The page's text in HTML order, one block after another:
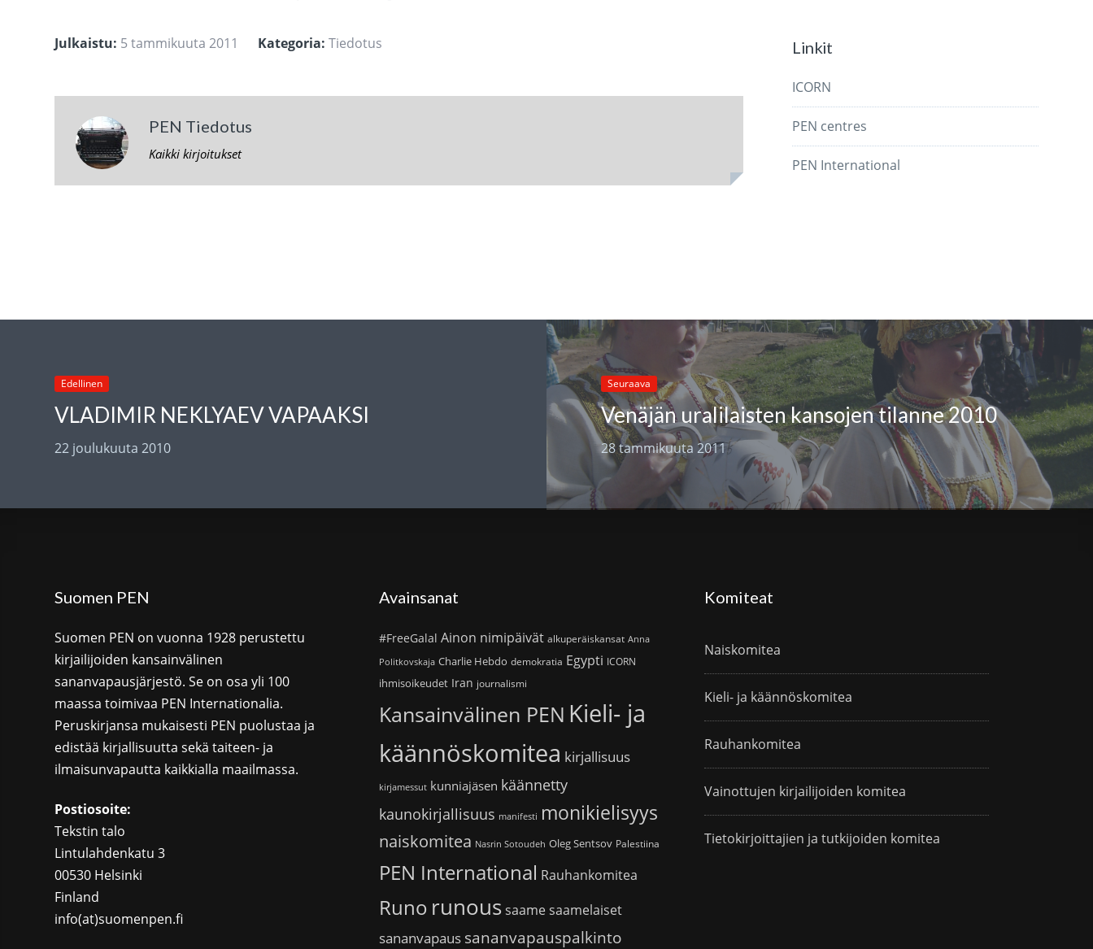
Julkaistu: 5 tammikuuta 2011 Kategoria: Tiedotus
PEN Tiedotus
Kaikki kirjoitukset
Linkit
ICORN
PEN centres
PEN International
Edellinen
VLADIMIR NEKLYAEV VAPAAKSI
22 joulukuuta 2010
Seuraava
Venäjän uralilaisten kansojen tilanne 2010
28 tammikuuta 2011
Suomen PEN
Suomen PEN on vuonna 1928 perustettu
kirjailijoiden kansainvälinen
sananvapausjärjestö. Se on osa yli 100
maassa toimivaa PEN Internationalia.
Peruskirjansa mukaisesti PEN puolustaa ja
edistää kirjallisuutta sekä taiteen- ja
ilmaisunvapautta kaikkialla maailmassa.
Postiosoite:
Tekstin talo
Lintulahdenkatu 3
00530 Helsinki
Finland
info(at)suomenpen.fi
Avainsanat
#FreeGalal Ainon nimipäivät alkuperäiskansat Anna
Politkovskaja Charlie Hebdo demokratia Egypti ICORN
ihmisoikeudet Iran journalismi
Kansainvälinen PEN Kieli- ja
käännöskomitea kirjallisuus
kirjamessut kunniajäsen käännetty
kaunokirjallisuus manifesti monikielisyys
naiskomitea Nasrin Sotoudeh Oleg Sentsov Palestiina
PEN International Rauhankomitea
Runo runoussaamesaamelaiset
sananvapaus sananvapauspalkinto
Komiteat
Naiskomitea
Kieli- ja käännöskomitea
Rauhankomitea
Vainottujen kirjailijoiden komitea
Tietokirjoittajien ja tutkijoiden komitea